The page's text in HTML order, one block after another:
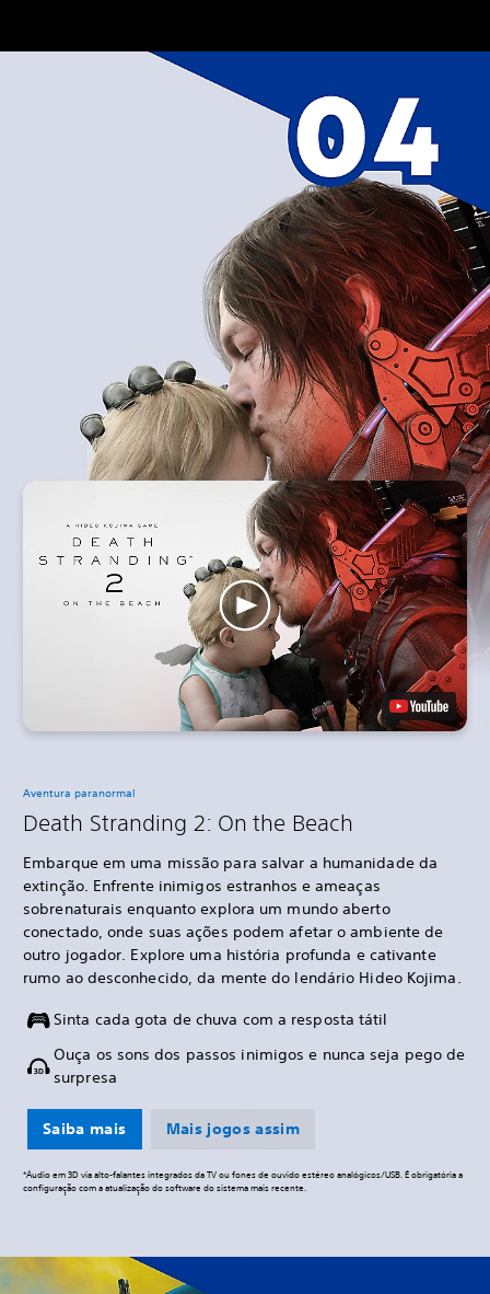
Aventura paranormal
Death Stranding 2: On the Beach
Embarque em uma missão para salvar a humanidade da
extinção. Enfrente inimigos estranhos e ameaças
sobrenaturais enquanto explora um mundo aberto
conectado, onde suas ações podem afetar o ambiente de
outro jogador. Explore uma história profunda e cativante
rumo ao desconhecido, da mente do lendário Hideo Kojima.
Sinta cada gota de chuva com a resposta tátil
Ouça os sons dos passos inimigos e nunca seja pego de
surpresa
Saiba mais Mais jogos assim
*Áudio em 3D via alto-falantes integrados da TV ou fones de ouvido estéreo analógicos/USB. É obrigatória a
configuração com a atualização do software do sistema mais recente.